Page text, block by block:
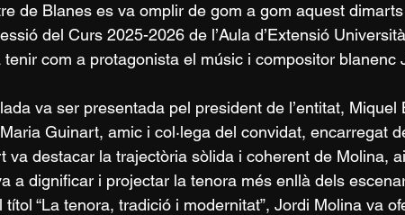
de Blanes es va omplir de gom a gom aquest
del Curs 2025-2026 de l’Aula d’Extensió
tenir com a protagonista el músic i compositor blanenc
va ser presentada pel president de l’entitat,
Guinart, amic i col·lega del convidat, encarregat
va destacar la trajectòria sòlida i coherent de Molina,
a dignificar i projectar la tenora més enllà dels
títol “La tenora, tradició i modernitat”, Jordi Molina va